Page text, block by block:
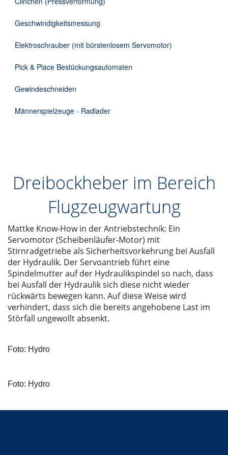
Geschwindigkeitsmessung
Elektroschrauber (mit bürstenlosem Servomotor)
Pick & Place Bestückungsautomaten
Gewindeschneiden
Männerspielzeuge - Radlader
Dreibockheber im Bereich
Flugzeugwartung
Mattke Know-How in der Antriebstechnik: Ein
Servomotor (Scheibenläufer-Motor) mit
Stirnradgetriebe als Sicherheitsvorkehrung bei Ausfall
der Hydraulik. Der Servoantrieb führt eine
Spindelmutter auf der Hydraulikspindel so nach, dass
bei Ausfall der Hydraulik sich diese nicht wieder
rückwärts bewegen kann. Auf diese Weise wird
verhindert, dass sich die bereits angehobene Last im
Störfall ungewollt absenkt.
Foto: Hydro
Foto: Hydro